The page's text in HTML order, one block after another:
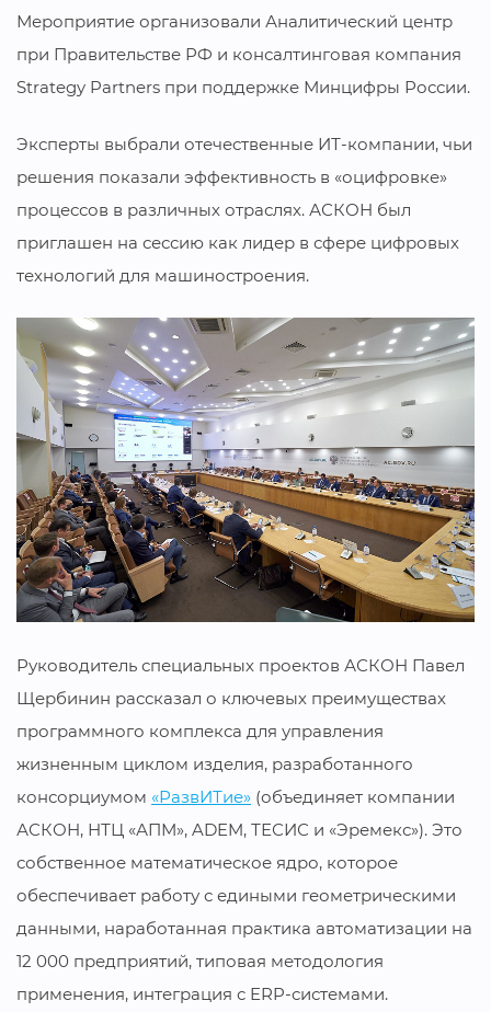
Мероприятие организовали Аналитический центр
при Правительстве РФ и консалтинговая компания
Strategy Partners при поддержке Минцифры России.
Эксперты выбрали отечественные ИТ-компании, чьи
решения показали эффективность в «оцифровке»
процессов в различных отраслях. АСКОН был
приглашен на сессию как лидер в сфере цифровых
технологий для машиностроения.
Руководитель специальных проектов АСКОН Павел
Щербинин рассказал о ключевых преимуществах
программного комплекса для управления
жизненным циклом изделия, разработанного
консорциумом «РазвИТие» (объединяет компании
АСКОН, НТЦ «АПМ», ADEM, ТЕСИС и «Эремекс»). Это
собственное математическое ядро, которое
обеспечивает работу с едиными геометрическими
данными, наработанная практика автоматизации на
12 000 предприятий, типовая методология
применения, интеграция с ERP-системами.